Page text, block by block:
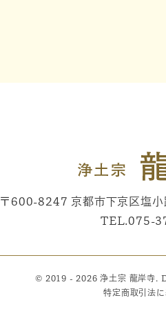
〒600-8247 京都市下京区塩
TEL.075-
© 2019 - 2026 浄土宗 龍岸寺.
特定商取引法